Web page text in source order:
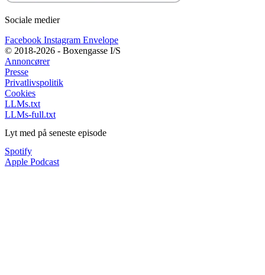
Sociale medier
Facebook Instagram Envelope
© 2018-2026 - Boxengasse I/S
Annoncører
Presse
Privatlivspolitik
Cookies
LLMs.txt
LLMs-full.txt
Lyt med på seneste episode
Spotify
Apple Podcast